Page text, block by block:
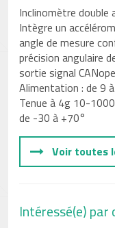
Inclinomètre double
Intègre un
angle de mesure
précision angulaire
sortie signal
Alimentation : de 9
Tenue à 4g 10-
de -30 à +70°
Voir toutes
Intéressé(e) par